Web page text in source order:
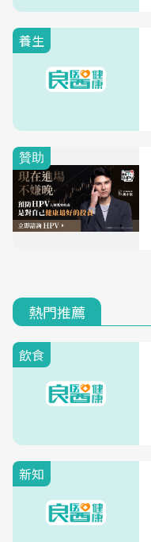
養生
熱門推薦
飲食
新知